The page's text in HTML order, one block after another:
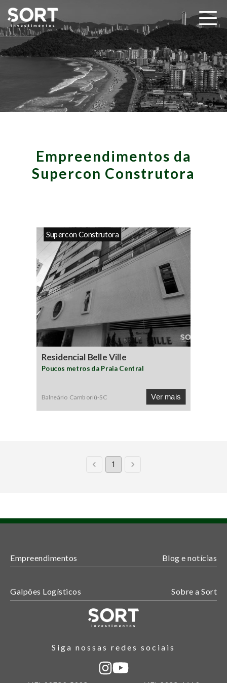
Empreendimentos da
Supercon Construtora
Supercon Construtora
Residencial Belle Ville
Poucos metros da Praia Central
Balneário Camboriú-SC Ver mais
1
Empreendimentos Blog e notícias
Galpões Logísticos Sobre a Sort
Siga nossas redes sociais